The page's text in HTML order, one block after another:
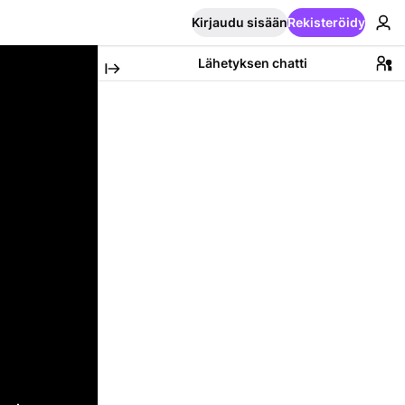
Kirjaudu sisäänRekisteröidy
Lähetyksen chatti